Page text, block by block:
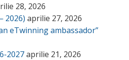
28, 2026
2026) aprilie 27, 2026
eTwinning ambassador”
2027aprilie 21, 2026